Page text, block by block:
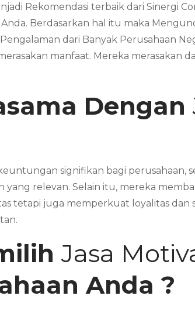
Rekomendasi terbaik dari Sinergi
Berdasarkan hal itu maka
dari Banyak Perusahaan
manfaat. Mereka merasakan
Dengan
signifikan bagi
relevan. Selain itu, mereka
tetapi juga memperkuat loyalitas dan
Jasa
Anda ?